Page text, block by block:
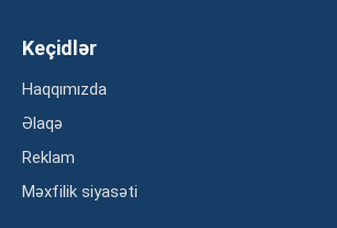
Keçidlər
Haqqımızda
Əlaqə
Reklam
Məxfilik siyasəti